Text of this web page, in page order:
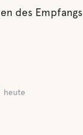
des Empfangs
heute